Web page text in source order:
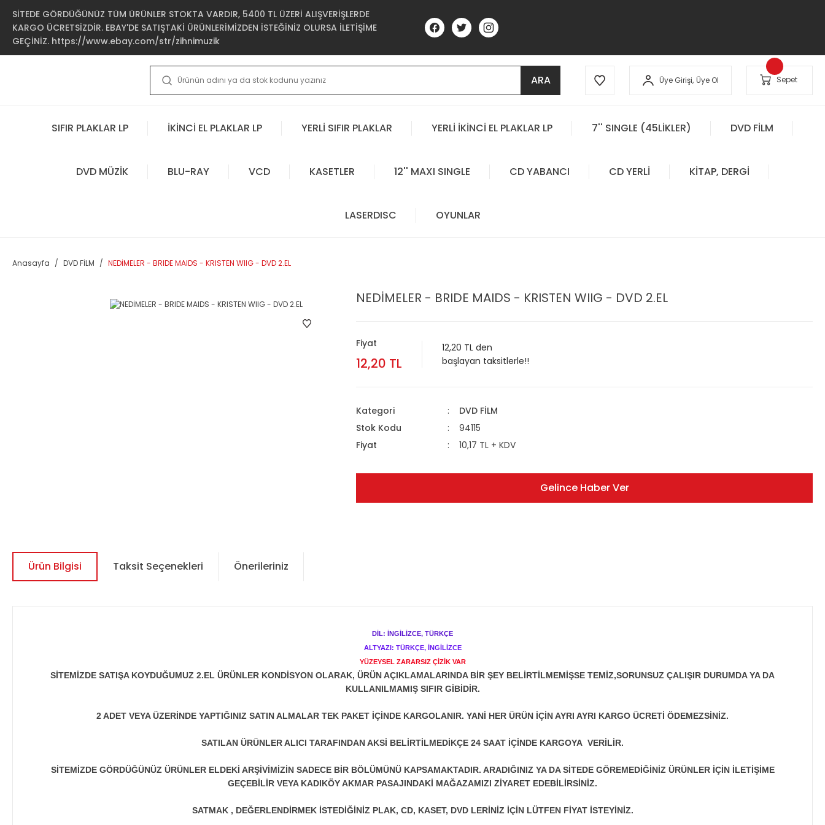
SİTEDE GÖRDÜĞÜNÜZ TÜM ÜRÜNLER STOKTA VARDIR, 5400 TL ÜZERİ ALIŞVERİŞLERDE
KARGO ÜCRETSİZDİR. EBAY'DE SATIŞTAKİ ÜRÜNLERİMİZDEN İSTEĞİNİZ OLURSA İLETİŞİME
GEÇİNİZ. https://www.ebay.com/str/zihnimuzik
ARA Üye Girişi, Üye Ol Sepet
SIFIR PLAKLAR LP İKİNCİ EL PLAKLAR LP YERLİ SIFIR PLAKLAR YERLİ İKİNCİ EL PLAKLAR LP 7'' SINGLE (45LİKLER) DVD FİLM
DVD MÜZİK BLU-RAY VCD KASETLER 12'' MAXI SINGLE CD YABANCI CD YERLİ KİTAP, DERGİ
LASERDISC OYUNLAR
Anasayfa DVD FİLM NEDİMELER - BRIDE MAIDS - KRISTEN WIIG - DVD 2.EL
NEDİMELER - BRIDE MAIDS - KRISTEN WIIG - DVD 2.EL
Fiyat
12,20 TL
12,20 TL den
başlayan taksitlerle!!
Kategori
DVD FİLM
Stok Kodu
94115
Fiyat
10,17 TL + KDV
Gelince Haber Ver
Ürün Bilgisi Taksit Seçenekleri Önerileriniz
DİL: İNGİLİZCE, TÜRKÇE
ALTYAZI: TÜRKÇE, İNGİLİZCE
YÜZEYSEL ZARARSIZ ÇİZİK VAR
SİTEMİZDE SATIŞA KOYDUĞUMUZ 2.EL ÜRÜNLER KONDİSYON OLARAK, ÜRÜN AÇIKLAMALARINDA BİR ŞEY BELİRTİLMEMİŞSE TEMİZ,SORUNSUZ ÇALIŞIR DURUMDA YA DA
KULLANILMAMIŞ SIFIR GİBİDİR.
2 ADET VEYA ÜZERİNDE YAPTIĞINIZ SATIN ALMALAR TEK PAKET İÇİNDE KARGOLANIR. YANİ HER ÜRÜN İÇİN AYRI AYRI KARGO ÜCRETİ ÖDEMEZSİNİZ.
SATILAN ÜRÜNLER ALICI TARAFINDAN AKSİ BELİRTİLMEDİKÇE 24 SAAT İÇİNDE KARGOYA VERİLİR.
SİTEMİZDE GÖRDÜĞÜNÜZ ÜRÜNLER ELDEKİ ARŞİVİMİZİN SADECE BİR BÖLÜMÜNÜ KAPSAMAKTADIR. ARADIĞINIZ YA DA SİTEDE GÖREMEDİĞİNİZ ÜRÜNLER İÇİN İLETİŞİME
GEÇEBİLİR VEYA KADIKÖY AKMAR PASAJINDAKİ MAĞAZAMIZI ZİYARET EDEBİLİRSİNİZ.
SATMAK , DEĞERLENDİRMEK İSTEDİĞİNİZ PLAK, CD, KASET, DVD LERİNİZ İÇİN LÜTFEN FİYAT İSTEYİNİZ.